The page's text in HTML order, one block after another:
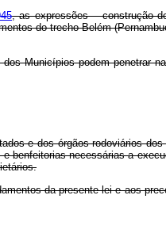
, as expressões – construção
do trecho Belém
Municípios podem penetrar
e dos órgãos rodoviários
benfeitorias necessárias a
da presente lei e aos